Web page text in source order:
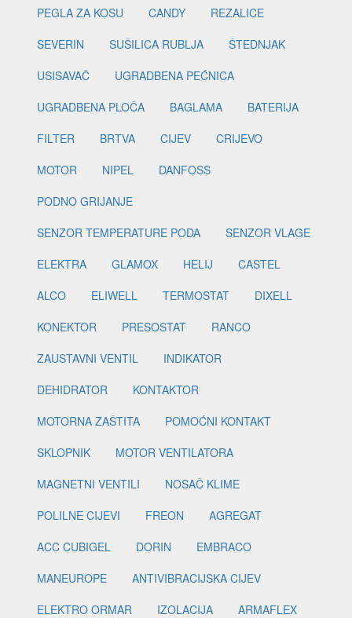
PEGLA ZA KOSU
CANDY
REZALICE
SEVERIN
SUŠILICA RUBLJA
ŠTEDNJAK
USISAVAČ
UGRADBENA PEĆNICA
UGRADBENA PLOČA
BAGLAMA
BATERIJA
FILTER
BRTVA CIJEV
CRIJEVO
MOTOR
NIPEL
DANFOSS
PODNO GRIJANJE
SENZOR TEMPERATURE PODA
SENZOR VLAGE
ELEKTRA
GLAMOX HELIJ
CASTEL
ALCO
ELIWELL TERMOSTAT
DIXELL
KONEKTOR
PRESOSTAT
RANCO
ZAUSTAVNI VENTIL
INDIKATOR
DEHIDRATOR
KONTAKTOR
MOTORNA ZAŠTITA
POMOĆNI KONTAKT
SKLOPNIK
MOTOR VENTILATORA
MAGNETNI VENTILI
NOSAČ KLIME
POLILNE CIJEVI
FREON
AGREGAT
ACC CUBIGEL
DORIN
EMBRACO
MANEUROPE
ANTIVIBRACIJSKA CIJEV
ELEKTRO ORMAR
IZOLACIJA
ARMAFLEX